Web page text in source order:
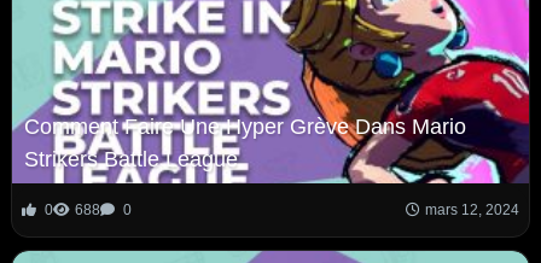
Comment Faire Une Hyper Grève Dans Mario
Strikers Battle League
0 688 0 mars 12, 2024